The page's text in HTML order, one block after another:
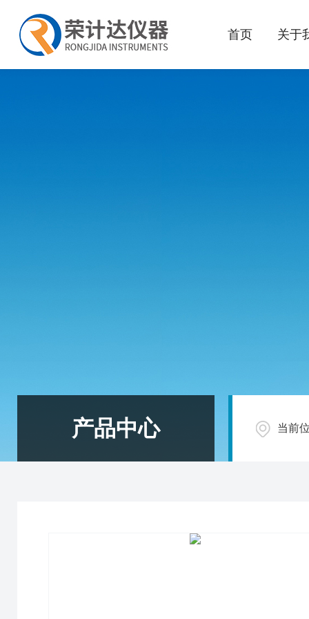
首页 关于
产品中心 当前